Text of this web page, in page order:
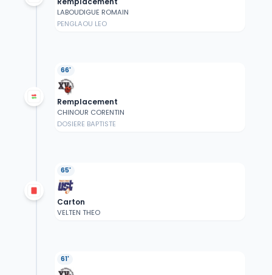
LABOUDIGUE ROMAIN
PENGLAOU LEO
66'
Remplacement
CHINOUR CORENTIN
DOSIERE BAPTISTE
65'
Carton
VELTEN THEO
61'